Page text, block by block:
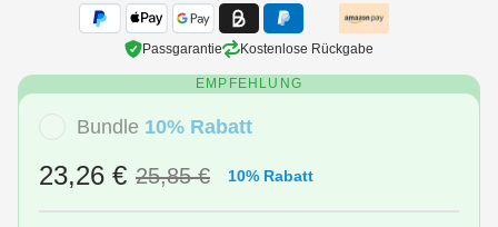
Passgarantie Kostenlose Rückgabe
EMPFEHLUNG
Bundle 10% Rabatt
23,26 € 25,85 € 10% Rabatt